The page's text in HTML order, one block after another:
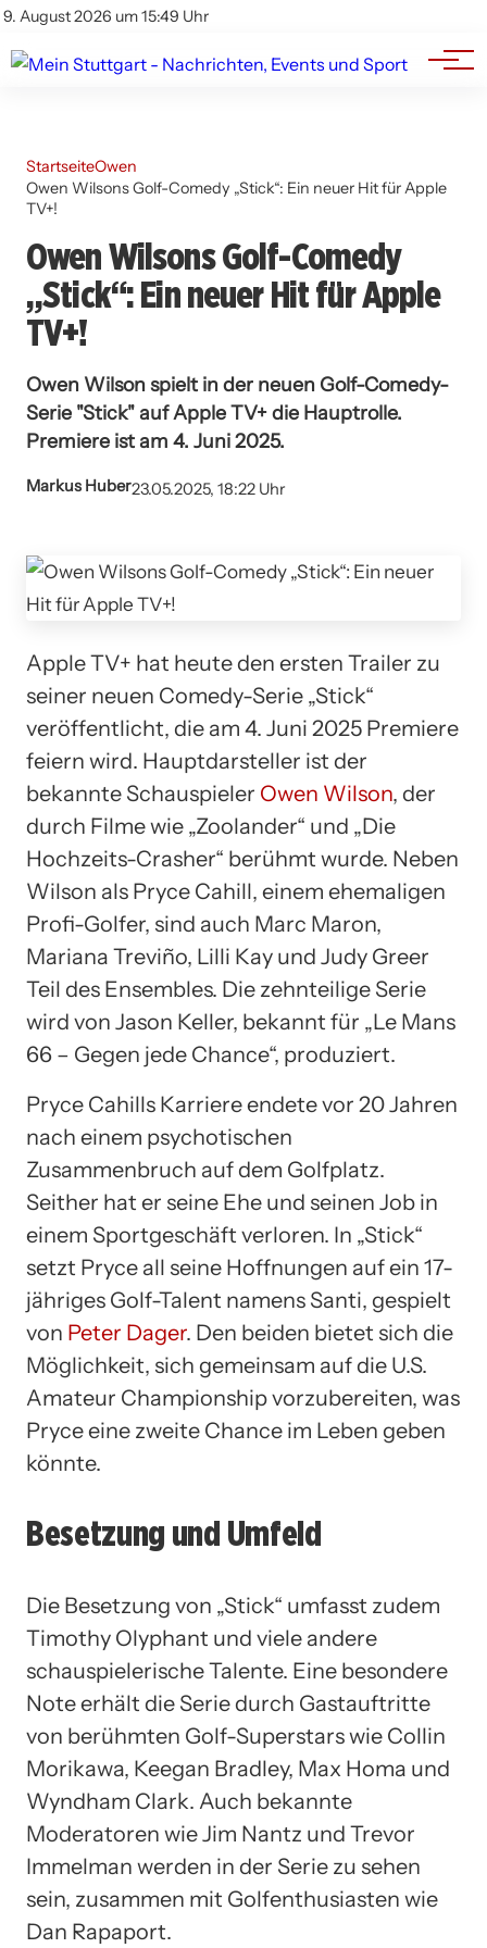
9. August 2026 um 15:49 Uhr
Impressum
Branchenbuch
Werbung
StartseiteOwen
Owen Wilsons Golf-Comedy „Stick“: Ein neuer Hit für Apple
TV+!
Owen Wilsons Golf-Comedy
„Stick“: Ein neuer Hit für Apple
TV+!
Owen Wilson spielt in der neuen Golf-Comedy-
Serie "Stick" auf Apple TV+ die Hauptrolle.
Premiere ist am 4. Juni 2025.
Markus Huber23.05.2025, 18:22 Uhr
Apple TV+ hat heute den ersten Trailer zu
seiner neuen Comedy-Serie „Stick“
veröffentlicht, die am 4. Juni 2025 Premiere
feiern wird. Hauptdarsteller ist der
bekannte Schauspieler Owen Wilson, der
durch Filme wie „Zoolander“ und „Die
Hochzeits-Crasher“ berühmt wurde. Neben
Wilson als Pryce Cahill, einem ehemaligen
Profi-Golfer, sind auch Marc Maron,
Mariana Treviño, Lilli Kay und Judy Greer
Teil des Ensembles. Die zehnteilige Serie
wird von Jason Keller, bekannt für „Le Mans
66 – Gegen jede Chance“, produziert.
Pryce Cahills Karriere endete vor 20 Jahren
nach einem psychotischen
Zusammenbruch auf dem Golfplatz.
Seither hat er seine Ehe und seinen Job in
einem Sportgeschäft verloren. In „Stick“
setzt Pryce all seine Hoffnungen auf ein 17-
jähriges Golf-Talent namens Santi, gespielt
von Peter Dager. Den beiden bietet sich die
Möglichkeit, sich gemeinsam auf die U.S.
Amateur Championship vorzubereiten, was
Pryce eine zweite Chance im Leben geben
könnte.
Besetzung und Umfeld
Die Besetzung von „Stick“ umfasst zudem
Timothy Olyphant und viele andere
schauspielerische Talente. Eine besondere
Note erhält die Serie durch Gastauftritte
von berühmten Golf-Superstars wie Collin
Morikawa, Keegan Bradley, Max Homa und
Wyndham Clark. Auch bekannte
Moderatoren wie Jim Nantz und Trevor
Immelman werden in der Serie zu sehen
sein, zusammen mit Golfenthusiasten wie
Dan Rapaport.